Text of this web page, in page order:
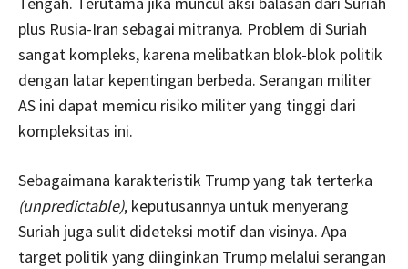
plus Rusia-Iran sebagai mitranya. Problem di Suriah
sangat kompleks, karena melibatkan blok-blok politik
dengan latar kepentingan berbeda. Serangan militer
AS ini dapat memicu risiko militer yang tinggi dari
kompleksitas ini.
Sebagaimana karakteristik Trump yang tak terterka
(unpredictable), keputusannya untuk menyerang
Suriah juga sulit dideteksi motif dan visinya. Apa
target politik yang diinginkan Trump melalui serangan